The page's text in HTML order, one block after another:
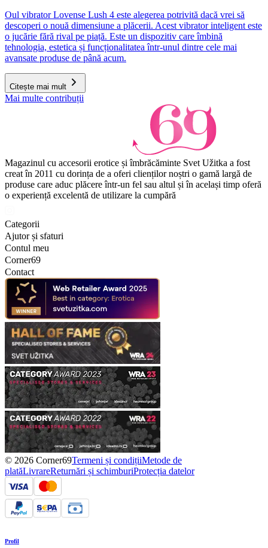
Oul vibrator Lovense Lush 4 este alegerea potrivită dacă vrei să
descoperi o nouă dimensiune a plăcerii. Acest vibrator inteligent este
o jucărie fără rival pe piață. Este un dispozitiv care îmbină
tehnologia, estetica și funcționalitatea într-unul dintre cele mai
avansate produse de până acum.
Citește mai mult
Mai multe contribuții
Magazinul cu accesorii erotice și îmbrăcăminte Svet Užitka a fost
creat în 2011 cu dorința de a oferi clienților noștri o gamă largă de
produse care aduc plăcere într-un fel sau altul și în același timp oferă
o experiență excelentă de utilizare la cumpără
Categorii
Ajutor și sfaturi
Contul meu
Corner69
Contact
© 2026 Corner69Termeni și condițiiMetode de
platăLivrareReturnări și schimburiProtecția datelor
Profil